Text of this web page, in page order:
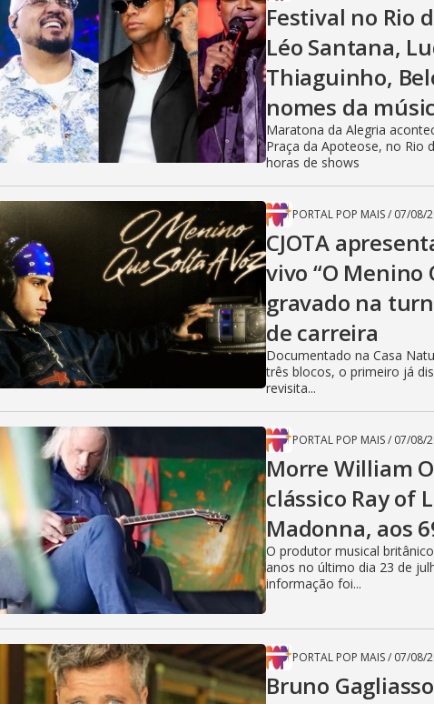
Festival no Rio
Léo Santana,
Thiaguinho,
nomes da
Maratona da Alegria
Praça da Apoteose, no Rio
horas de shows
PORTAL POP MAIS/ 07/08/
CJOTA
vivo “O Menino
gravado na
de carreira
Documentado na Casa
três blocos, o primeiro já
revisita...
PORTAL POP MAIS/ 07/08/
Morre William
clássico Ray of
Madonna, aos
O produtor musical
anos no último dia 23 de
informação foi...
PORTAL POP MAIS/ 07/08/
Bruno